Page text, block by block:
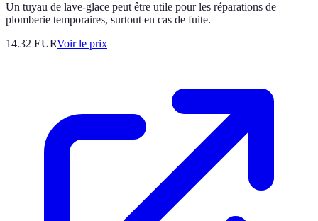
Un tuyau de lave-glace peut être utile pour les réparations de
plomberie temporaires, surtout en cas de fuite.
14.32 EURVoir le prix